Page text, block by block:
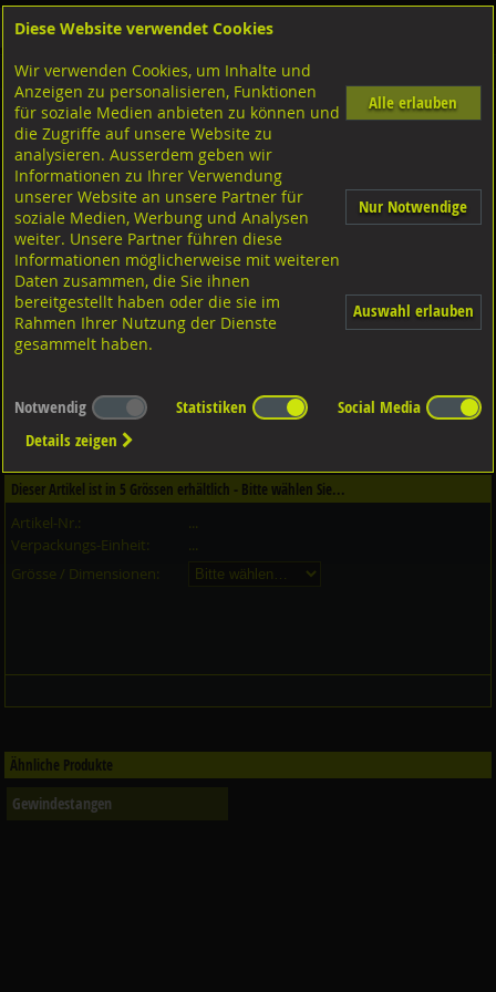
Shop Muttern Innengewinde
AufhängeösenStahl verzinkt, Nr.708
Dieser Artikel ist in 1Qualitäten erhältlich - Bitte wählen Sie...
Qualität / Oberfläche
Dieser Artikel ist in 5 Grössen erhältlich - Bitte wählen Sie...
Artikel-Nr.:
...
Verpackungs-Einheit:
...
Grösse / Dimensionen:
Ähnliche Produkte
Gewindestangen
Diese Website verwendet Cookies
Wir verwenden Cookies, um Inhalte und
Anzeigen zu personalisieren, Funktionen
für soziale Medien anbieten zu können und
die Zugriffe auf unsere Website zu
analysieren. Ausserdem geben wir
Informationen zu Ihrer Verwendung
unserer Website an unsere Partner für
soziale Medien, Werbung und Analysen
weiter. Unsere Partner führen diese
Informationen möglicherweise mit weiteren
Daten zusammen, die Sie ihnen
bereitgestellt haben oder die sie im
Rahmen Ihrer Nutzung der Dienste
gesammelt haben.
Alle erlauben
Nur Notwendige
Auswahl erlauben
Notwendig Statistiken
Social Media
Details zeigen